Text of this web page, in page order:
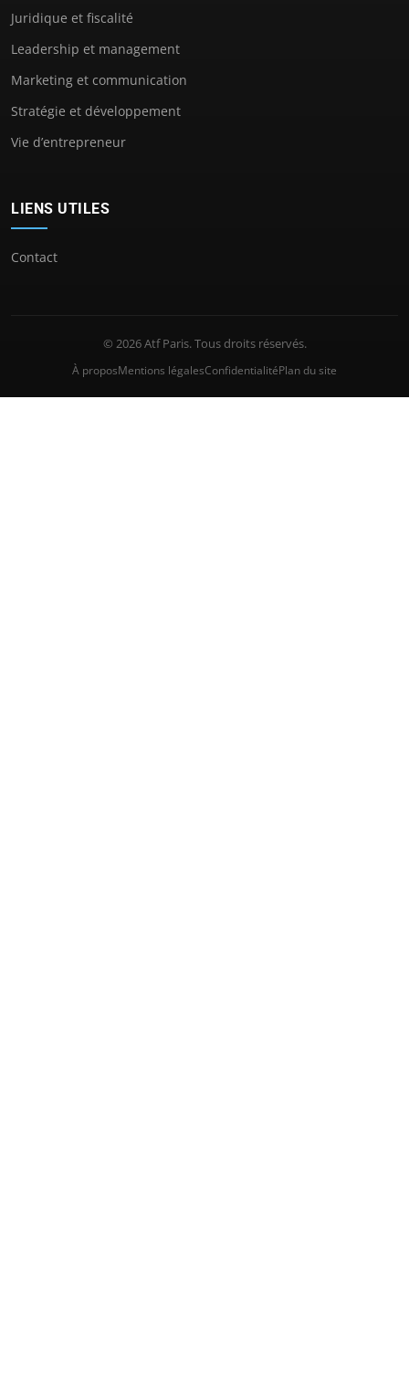
Juridique et fiscalité
Leadership et management
Marketing et communication
Stratégie et développement
Vie d’entrepreneur
LIENS UTILES
Contact
© 2026 Atf Paris. Tous droits réservés.
À proposMentions légalesConfidentialitéPlan du site